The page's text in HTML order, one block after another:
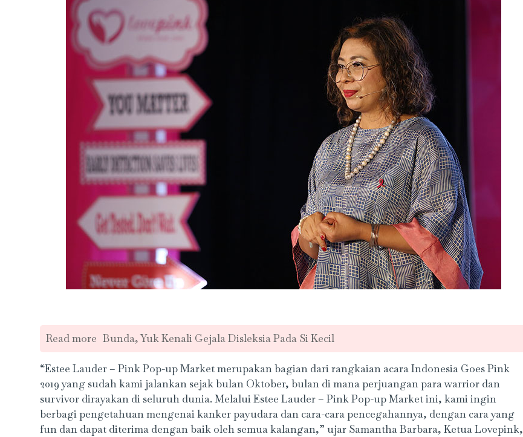
Read more Bunda, Yuk Kenali Gejala Disleksia Pada Si Kecil
“Estee Lauder – Pink Pop-up Market merupakan bagian dari rangkaian acara Indonesia Goes Pink
2019 yang sudah kami jalankan sejak bulan Oktober, bulan di mana perjuangan para warrior dan
survivor dirayakan di seluruh dunia. Melalui Estee Lauder – Pink Pop-up Market ini, kami ingin
berbagi pengetahuan mengenai kanker payudara dan cara-cara pencegahannya, dengan cara yang
fun dan dapat diterima dengan baik oleh semua kalangan,” ujar Samantha Barbara, Ketua Lovepink,